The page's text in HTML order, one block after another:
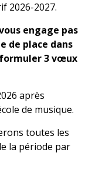
2026-2027.
engage pas
de place dans
3 vœux
après
de musique.
toutes les
la période par